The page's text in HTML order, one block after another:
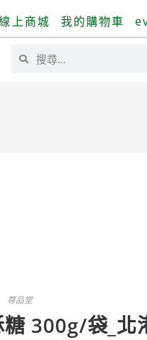
上商城 我的購物車
尊品堂
糖 300g/袋_北